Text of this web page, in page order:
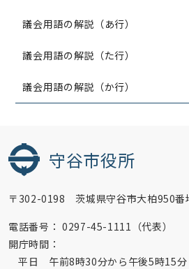
議会用語の解説（あ行）
議会用語の解説（た行）
議会用語の解説（か行）
守谷市役所
〒302-0198 茨城県守谷市大柏950番
電話番号： 0297-45-1111（代表）
開庁時間：
平日 午前8時30分から午後5時15分